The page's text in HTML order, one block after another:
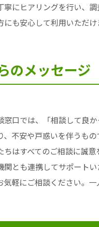
寧にヒアリングを行い、
も安心して利用いただけ
のメッセージ
窓口では、「相談して良
、不安や戸惑いを伴うも
ちはすべてのご相談に誠
関とも連携してサポート
気軽にご相談ください。